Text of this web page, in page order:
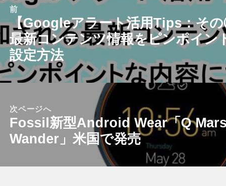
前
前
の
投
稿:
【Googleアラート活用Tips：そ
最新コンテンツ情報をピンポイン
設定方法
次ページへ
次
の
稿:
Fossil新型Android Wear「Q
Wander」米国で発売